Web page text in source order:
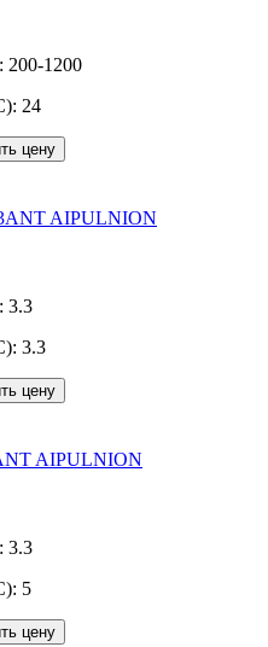
200-1200
24
цену
AIPULNION
3.3
3.3
цену
AIPULNION
3.3
5
цену